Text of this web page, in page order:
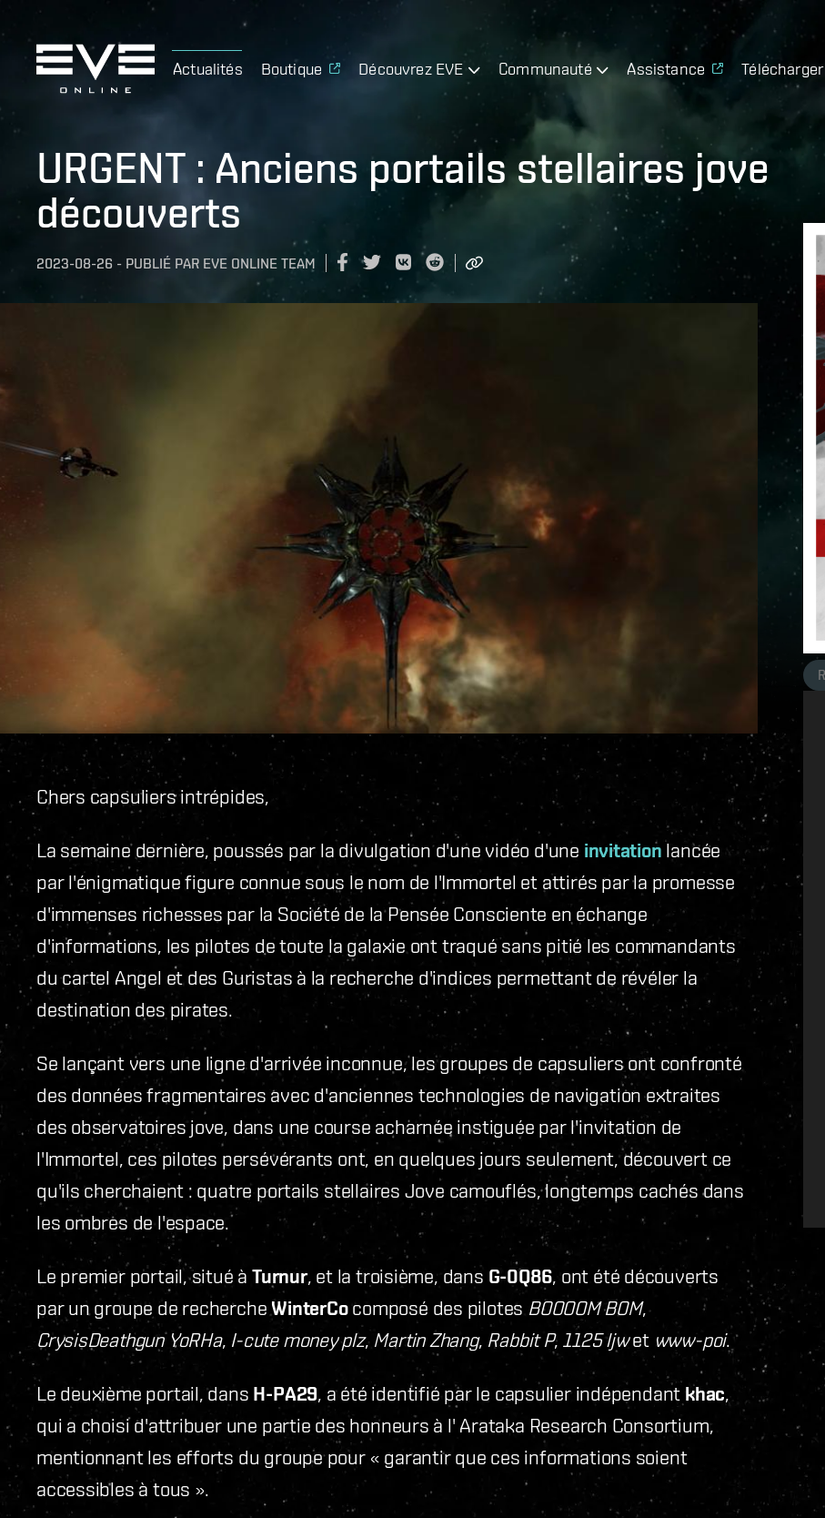
Actualités Boutique Découvrez EVE Communauté Assistance Télécharger
URGENT : Anciens portails stellaires jove
découverts
2023-08-26 - PUBLIÉ PAR EVE ONLINE TEAM
Chers capsuliers intrépides,
La semaine dernière, poussés par la divulgation d'une vidéo d'une invitation lancée
par l'énigmatique figure connue sous le nom de l'Immortel et attirés par la promesse
d'immenses richesses par la Société de la Pensée Consciente en échange
d'informations, les pilotes de toute la galaxie ont traqué sans pitié les commandants
du cartel Angel et des Guristas à la recherche d'indices permettant de révéler la
destination des pirates.
Se lançant vers une ligne d'arrivée inconnue, les groupes de capsuliers ont confronté
des données fragmentaires avec d'anciennes technologies de navigation extraites
des observatoires jove, dans une course acharnée instiguée par l'invitation de
l'Immortel, ces pilotes persévérants ont, en quelques jours seulement, découvert ce
qu'ils cherchaient : quatre portails stellaires Jove camouflés, longtemps cachés dans
les ombres de l'espace.
Le premier portail, situé à Turnur, et la troisième, dans G-0Q86, ont été découverts
par un groupe de recherche WinterCocomposé des pilotes BOOOOM BOM,
CrysisDeathgun YoRHa, I-cute money plz, Martin Zhang, Rabbit P, 1125 ljwet www-poi.
Le deuxième portail, dans H-PA29, a été identifié par le capsulier indépendant khac,
qui a choisi d'attribuer une partie des honneurs à l' Arataka Research Consortium,
mentionnant les efforts du groupe pour « garantir que ces informations soient
accessibles à tous ».